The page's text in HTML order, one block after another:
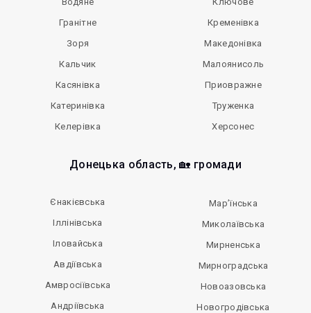
Гранітне
Зоря
Кальчик
Касянівка
Катеринівка
Келерівка
Кременівка
Македонівка
Малоянисоль
Приовражне
Труженка
Херсонес
Донецька область, 🏡 громади
Єнакієвська
Іллінівська
Іловайська
Авдіївська
Амвросіївська
Андріївська
Мар’їнська
Миколаївська
Мирненська
Мирноградська
Новоазовська
Новогродівська